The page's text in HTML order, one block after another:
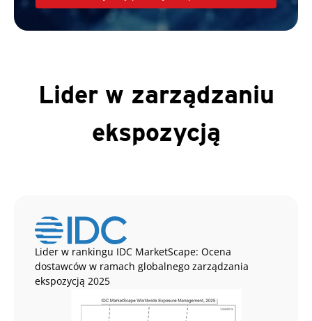
Lider w zarządzaniu
ekspozycją
Lider w rankingu IDC MarketScape: Ocena
dostawców w ramach globalnego zarządzania
ekspozycją 2025